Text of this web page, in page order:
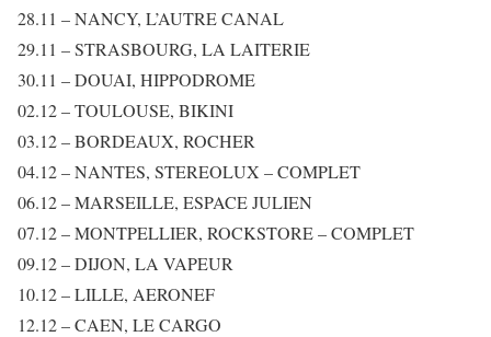
28.11 – NANCY, L’AUTRE CANAL
29.11 – STRASBOURG, LA LAITERIE
30.11 – DOUAI, HIPPODROME
02.12 – TOULOUSE, BIKINI
03.12 – BORDEAUX, ROCHER
04.12 – NANTES, STEREOLUX – COMPLET
06.12 – MARSEILLE, ESPACE JULIEN
07.12 – MONTPELLIER, ROCKSTORE – COMPLET
09.12 – DIJON, LA VAPEUR
10.12 – LILLE, AERONEF
12.12 – CAEN, LE CARGO